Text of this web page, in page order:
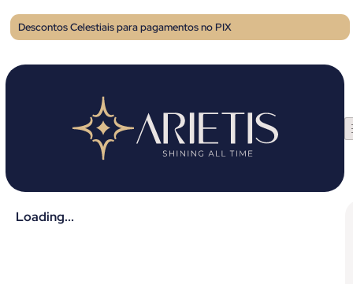
Descontos Celestiais para pagamentos no PIX
Loading...